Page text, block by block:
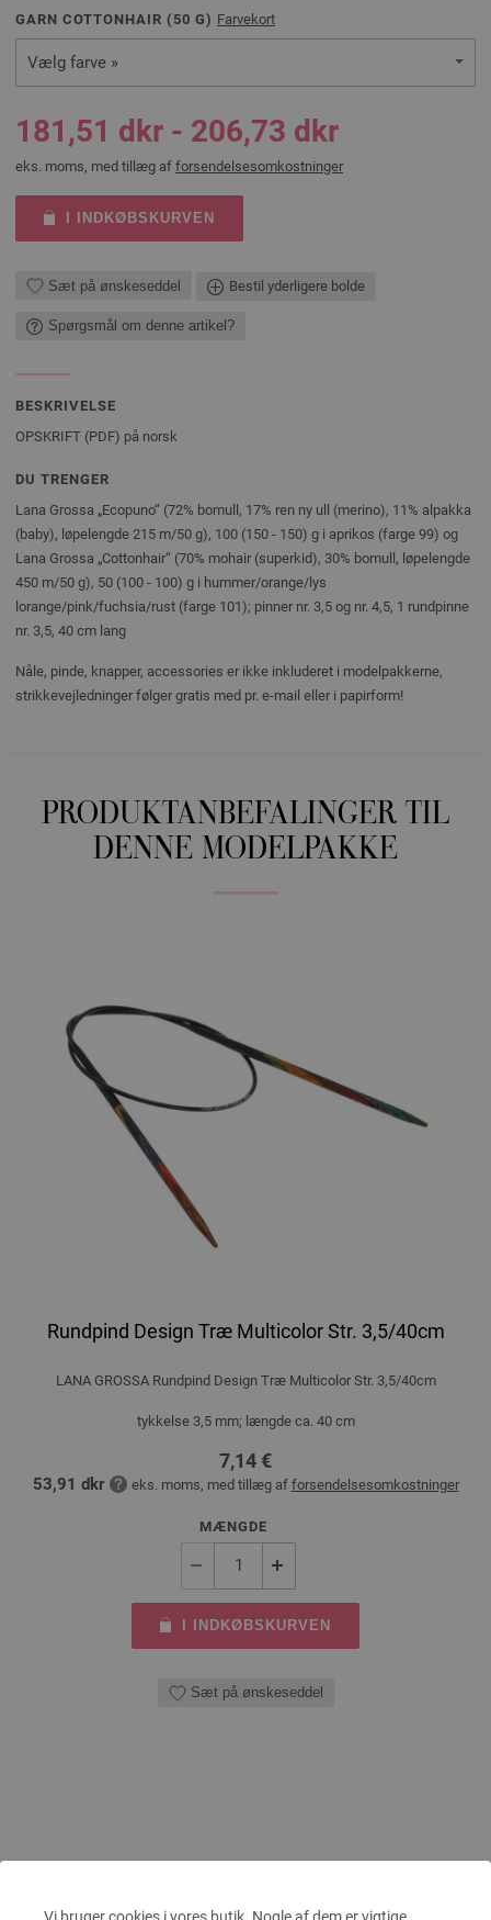
GARN COTTONHAIR ( 50 G) Farvekort
Vælg farve »
181,51 dkr - 206,73 dkr
eks. moms, med tillæg af forsendelsesomkostninger
I INDKØBSKURVEN
Sæt på ønskeseddel Bestil yderligere bolde
Spørgsmål om denne artikel?
BESKRIVELSE
OPSKRIFT (PDF) på norsk
DU TRENGER
Lana Grossa „Ecopuno“ (72% bomull, 17% ren ny ull (merino), 11% alpakka
(baby), løpelengde 215 m/50 g), 100 (150 - 150) g i aprikos (farge 99) og
Lana Grossa „Cottonhair“ (70% mohair (superkid), 30% bomull, løpelengde
450 m/50 g), 50 (100 - 100) g i hummer/orange/lys
lorange/pink/fuchsia/rust (farge 101); pinner nr. 3,5 og nr. 4,5, 1 rundpinne
nr. 3,5, 40 cm lang
Nåle, pinde, knapper, accessories er ikke inkluderet i modelpakkerne,
strikkevejledninger følger gratis med pr. e-mail eller i papirform!
PRODUKTANBEFALINGER TIL
DENNE MODELPAKKE
Rundpind Design Træ Multicolor Str. 3,5/40cm
LANA GROSSA Rundpind Design Træ Multicolor Str. 3,5/40cm
tykkelse 3,5 mm; længde ca. 40 cm
7,14 €
53,91 dkr eks. moms, med tillæg af forsendelsesomkostninger
MÆNGDE
I INDKØBSKURVEN
Sæt på ønskeseddel